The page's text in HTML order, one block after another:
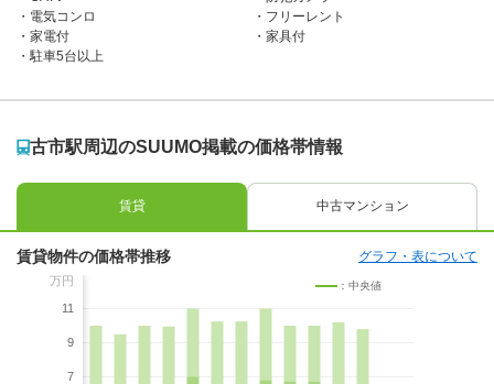
電気コンロ
フリーレント
家電付
家具付
駐車5台以上
古市駅周辺のSUUMO掲載の価格帯情報
賃貸 中古マンション
賃貸物件の価格帯推移 グラフ・表について
万円
11
9
7
：中央値